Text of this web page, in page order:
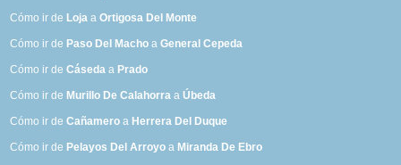
Cómo ir de Loja aOrtigosa Del Monte
Cómo ir de Paso Del Macho aGeneral Cepeda
Cómo ir deCáseda a Prado
Cómo ir de Murillo De Calahorra aÚbeda
Cómo ir deCañamero a Herrera Del Duque
Cómo ir de Pelayos Del Arroyo a Miranda De Ebro